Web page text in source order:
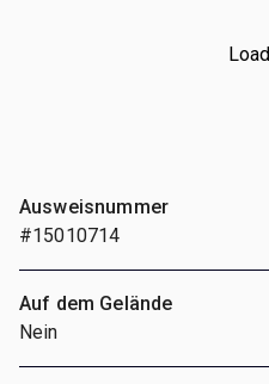
Ausweisnummer
#15010714
Auf dem Gelände
Nein